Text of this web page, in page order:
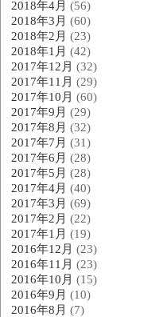
2018年4月 (56)
2018年3月 (60)
2018年2月 (23)
2018年1月 (42)
2017年12月 (32)
2017年11月 (29)
2017年10月 (60)
2017年9月 (29)
2017年8月 (32)
2017年7月 (31)
2017年6月 (28)
2017年5月 (28)
2017年4月 (40)
2017年3月 (69)
2017年2月 (22)
2017年1月 (19)
2016年12月 (23)
2016年11月 (23)
2016年10月 (15)
2016年9月 (10)
2016年8月 (7)